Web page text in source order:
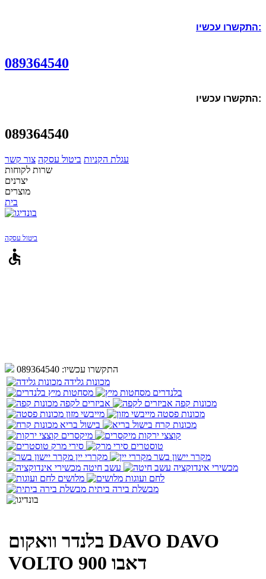
התקשרו עכשיו:
089364540
התקשרו עכשיו:
089364540
עגלת הקניות ביטול עסקה צור קשר
שרות לקוחות
יצרנים
מוצרים
בית
ביטול עסקה
accessible
התקשרו עכשיו: 089364540
מכונות גלידה
בלנדרים
מסחטות מיץ
מכונות קפה
אביזרים לקפה
מכונות פסטה
מייבשי מזון
מכונות קרח
בישול בריא
קוצצי ירקות
מיקסרים
טוסטרים
סירי מרק
מקרר יישון בשר
מקררי יין
מכשירי אינדוקציה
עשב חיטה
לחם ועוגות
מלושים
מבשלת בירה ביתית
בלנדר וואקום DAVO DAVO
VOLTO 900 דאבו